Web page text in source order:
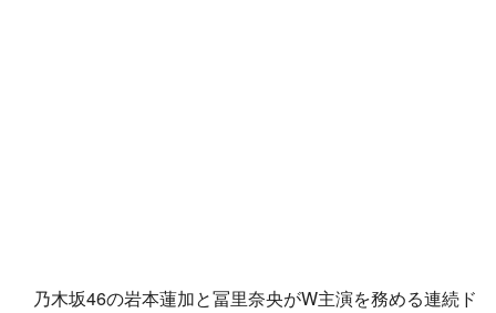
乃木坂46の岩本蓮加と冨里奈央がW主演を務める連続ド